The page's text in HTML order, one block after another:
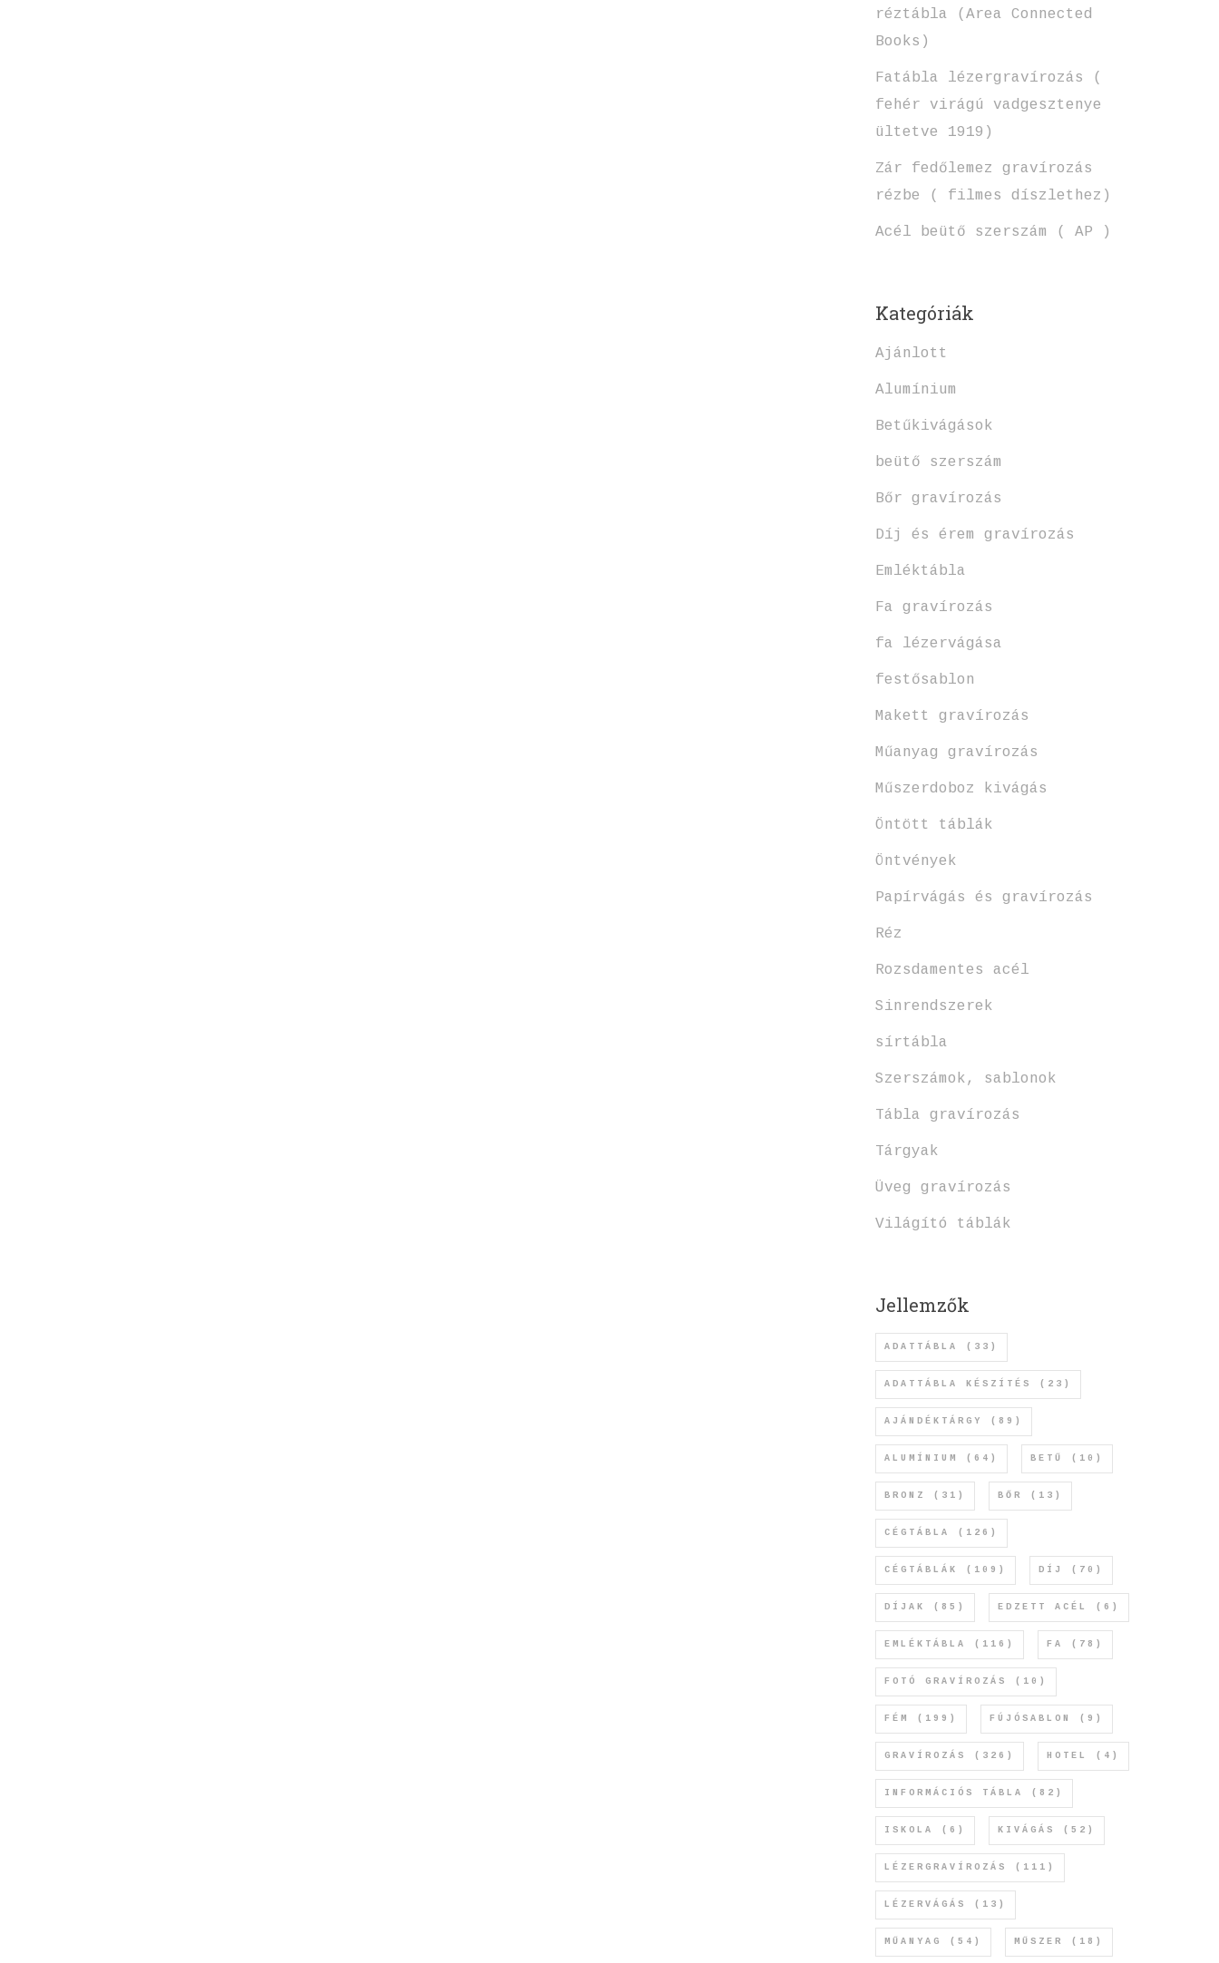
réztábla (Area Connected
Books)
Fatábla lézergravírozás (
fehér virágú vadgesztenye
ültetve 1919)
Zár fedőlemez gravírozás
rézbe ( filmes díszlethez)
Acél beütő szerszám ( AP )
Kategóriák
Ajánlott
Alumínium
Betűkivágások
beütő szerszám
Bőr gravírozás
Díj és érem gravírozás
Emléktábla
Fa gravírozás
fa lézervágása
festősablon
Makett gravírozás
Műanyag gravírozás
Műszerdoboz kivágás
Öntött táblák
Öntvények
Papírvágás és gravírozás
Réz
Rozsdamentes acél
Sinrendszerek
sírtábla
Szerszámok, sablonok
Tábla gravírozás
Tárgyak
Üveg gravírozás
Világító táblák
Jellemzők
ADATTÁBLA (33)
ADATTÁBLA KÉSZÍTÉS (23)
AJÁNDÉKTÁRGY (89)
ALUMÍNIUM (64) BETŰ (10)
BRONZ (31) BŐR (13)
CÉGTÁBLA (126)
CÉGTÁBLÁK (109) DÍJ (70)
DÍJAK (85) EDZETT ACÉL (6)
EMLÉKTÁBLA (116) FA (78)
FOTÓ GRAVÍROZÁS (10)
FÉM (199) FÚJÓSABLON (9)
GRAVÍROZÁS (326) HOTEL (4)
INFORMÁCIÓS TÁBLA (82)
ISKOLA (6) KIVÁGÁS (52)
LÉZERGRAVÍROZÁS (111)
LÉZERVÁGÁS (13)
MŰANYAG (54) MŰSZER (18)